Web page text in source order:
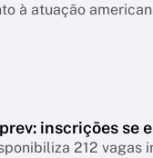
à atuação
inscrições se
212 vagas